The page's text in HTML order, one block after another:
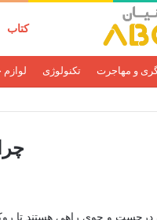
کتاب
و مهاجرت تکنولوژی
درجست و جوی راهی هستند تا